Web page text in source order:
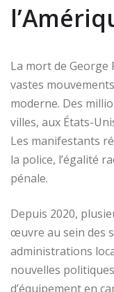
La mort de George
vastes
moderne. Des
villes, aux États-
Les manifestants
la police, l’égalité
pénale.
Depuis 2020,
œuvre au sein des
administrations
nouvelles
d’équipement en